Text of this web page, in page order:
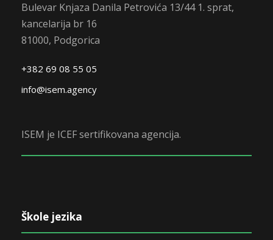
Bulevar Knjaza Danila Petrovića 13/44 1. sprat,
kancelarija br 16
81000, Podgorica
+382 69 08 55 05
info@isem.agency
ISEM je ICEF sertifikovana agencija.
Škole jezika